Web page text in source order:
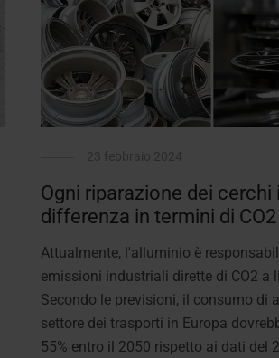
Ogni riparazione dei cerchi
differenza in termini di CO2
Attualmente, l'alluminio è
emissioni industriali dirette di CO2 a
Secondo le previsioni, il consumo di
settore dei trasporti in Europa
55% entro il 2050 rispetto ai dati del